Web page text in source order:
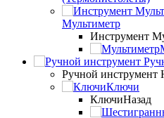
Мультиметр
Инструмент
Ручной инструмент
Ключи
КлючиНазад